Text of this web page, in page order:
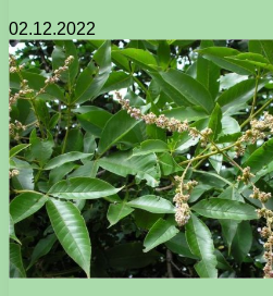
02.12.2022